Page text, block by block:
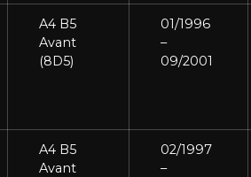
A4 B5
Avant
(8D5)
01/1996
–
09/2001
A4 B5
Avant
02/1997
–